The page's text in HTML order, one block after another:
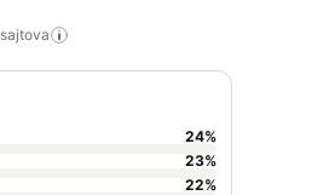
sajtova
24%
23%
22%